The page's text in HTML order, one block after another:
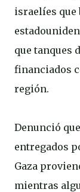
israelíes que
que tanques
financiados
región.
Denunció
entregados
Gaza
mientras